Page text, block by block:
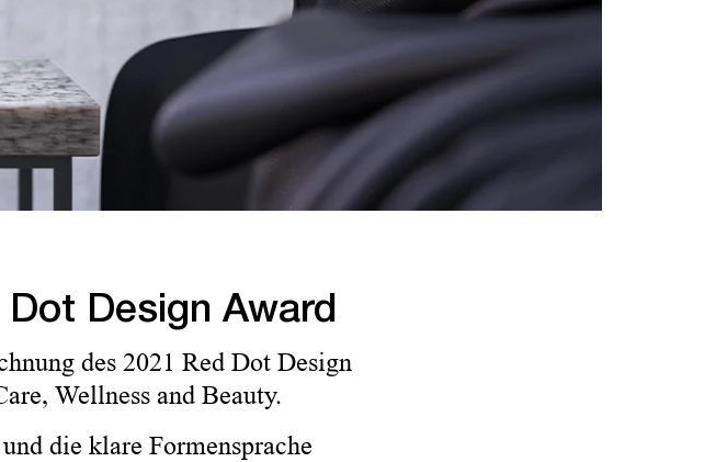
Design Award
des 2021 Red Dot Design
Wellness and Beauty.
die klare Formensprache